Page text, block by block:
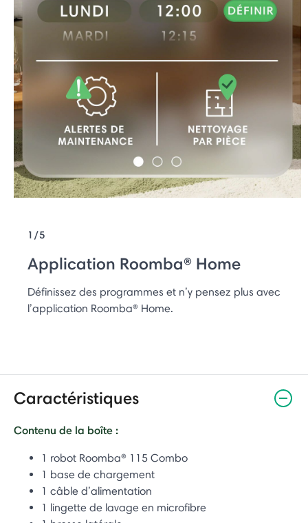
1/5
Application Roomba® Home
Définissez des programmes et n’y pensez plus avec
l’application Roomba® Home.
Caractéristiques
Contenu de la boîte :
1 robot Roomba® 115 Combo
1 base de chargement
1 câble d’alimentation
1 lingette de lavage en microfibre